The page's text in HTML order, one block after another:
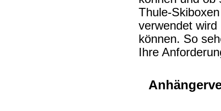
Thule-
verwendet
können. So
Ihre